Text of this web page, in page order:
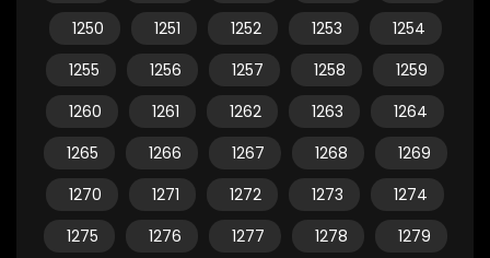
1250
1251 1252 1253
1254
1255
1256 1257 1258
1259
1260
1261 1262 1263
1264
1265
1266 1267 1268
1269
1270
1271 1272 1273
1274
1275
1276 1277 1278
1279